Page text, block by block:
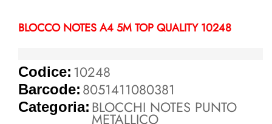
BLOCCO NOTES A4 5M TOP QUALITY 10248
Codice: 10248
Barcode: 8051411080381
Categoria: BLOCCHI NOTES PUNTO
METALLICO